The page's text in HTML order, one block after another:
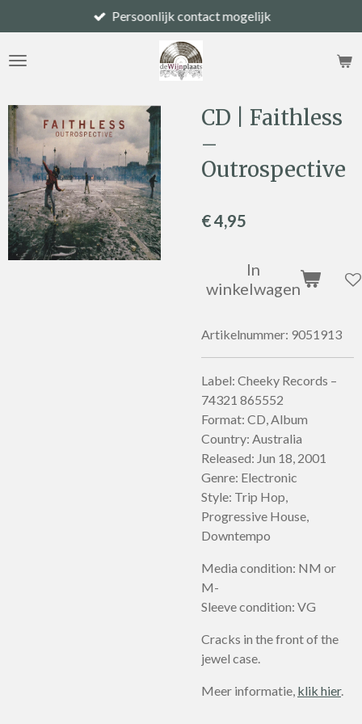
direct
naar
Persoonlijk contact mogelijk
CD | Faithless
–
Outrospective
€ 4,95
In
winkelwagen
Artikelnummer: 9051913
Label: Cheeky Records –
74321 865552
Format: CD, Album
Country: Australia
Released: Jun 18, 2001
Genre: Electronic
Style: Trip Hop,
Progressive House,
Downtempo
Media condition: NM or
M-
Sleeve condition: VG
Cracks in the front of the
jewel case.
Meer informatie, klik hier.